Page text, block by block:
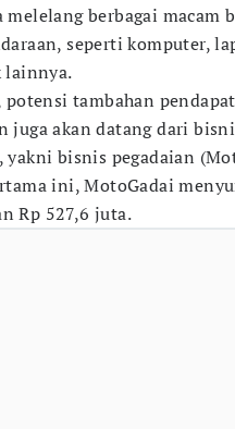
melelang berbagai macam
seperti komputer,
tambahan
juga akan datang dari
yakni bisnis pegadaian
ini, MotoGadai
Rp 527,6 juta.